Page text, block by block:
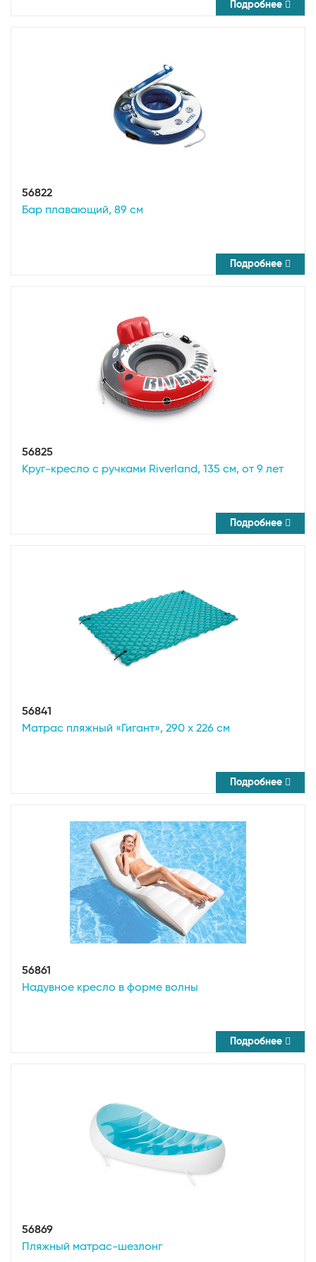
Подробнее
56822
Бар плавающий, 89 см
Подробнее
56825
Круг-кресло с ручками Riverland, 135 см, от 9 лет
Подробнее
56841
Матрас пляжный «Гигант», 290 х 226 см
Подробнее
56861
Надувное кресло в форме волны
Подробнее
56869
Пляжный матрас-шезлонг